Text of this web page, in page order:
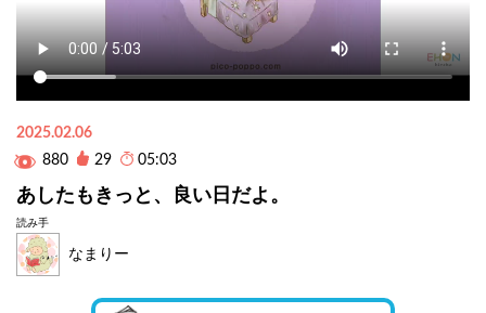
2025.02.06
880
29 05:03
あしたもきっと、良い日だよ。
読み手
なまりー